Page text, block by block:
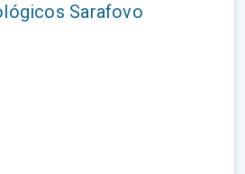
Sarafovo